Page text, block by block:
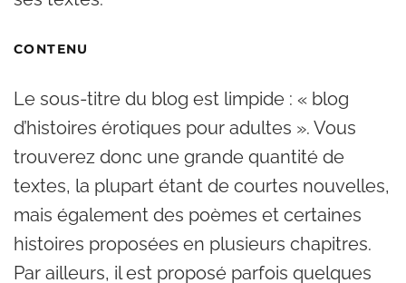
CONTENU
Le sous-titre du blog est limpide : « blog
d’histoires érotiques pour adultes ». Vous
trouverez donc une grande quantité de
textes, la plupart étant de courtes nouvelles,
mais également des poèmes et certaines
histoires proposées en plusieurs chapitres.
Par ailleurs, il est proposé parfois quelques